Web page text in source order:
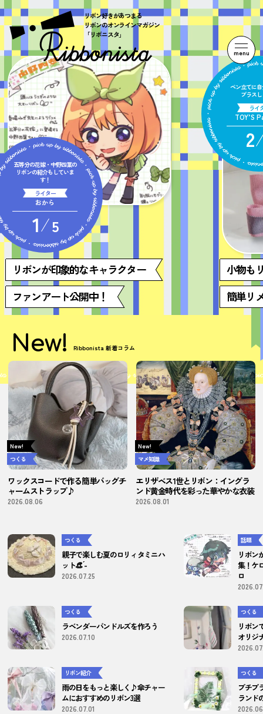
menu
リボン好きがあつまる
リボンのオンラインマガジン
「リボニスタ」
五等分の花嫁・中野四葉の
リボンの紹介もしていま
す！
ライター
おから
1 5
リボンが印象的なキャラクター
ファンアート公開中！
ペン立てに
プラス
ライ
TOY’S
2
小物も
簡単リ
New! Ribbonista 新着コラム
New!
つくる
ワックスコードで作る簡単バッグチ
ャームストラップ♪
2026.08.06
New!
マメ知識
エリザベス1世とリボン：イングラ
ンド黄金時代を彩った華やかな衣装
2026.08.01
つくる
親子で楽しむ夏のロリィタミニハ
ット👒 ́-
2026.07.25
話題
リボン
集！ケ
ロ
つくる
ラベンダーバンドルズを作ろう
2026.07.10
つくる
リボン
オリジ
リボン紹介
雨の日をもっと楽しく♪傘チャー
ムにおすすめのリボン3選
2026.07.01
つくる
プチプ
ランド